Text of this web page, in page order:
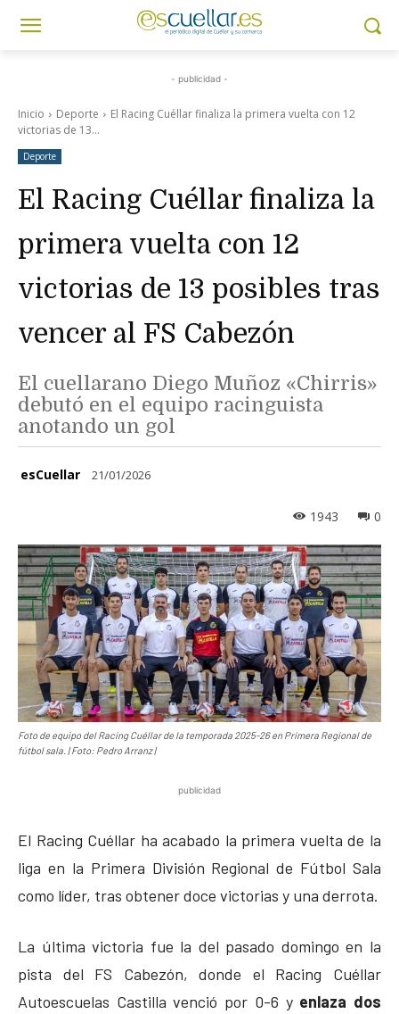
- publicidad -
Inicio Deporte
El Racing Cuéllar finaliza la primera vuelta con 12
victorias de 13...
Deporte
El Racing Cuéllar finaliza la
primera vuelta con 12
victorias de 13 posibles tras
vencer al FS Cabezón
El cuellarano Diego Muñoz «Chirris»
debutó en el equipo racinguista
anotando un gol
esCuellar 21/01/2026
0
1943
Foto de equipo del Racing Cuéllar de la temporada 2025-26 en Primera Regional de
fútbol sala. | Foto: Pedro Arranz |
publicidad
El Racing Cuéllar ha acabado la primera vuelta de la
liga en la Primera División Regional de Fútbol Sala
como líder, tras obtener doce victorias y una derrota.
La última victoria fue la del pasado domingo en la
pista del FS Cabezón, donde el Racing Cuéllar
Autoescuelas Castilla venció por 0-6 y enlaza dos